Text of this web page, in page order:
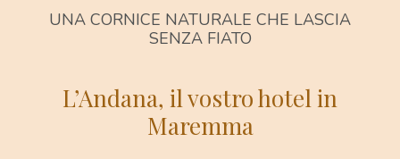
UNA CORNICE NATURALE CHE LASCIA
SENZA FIATO
L’Andana, il vostro hotel in
Maremma